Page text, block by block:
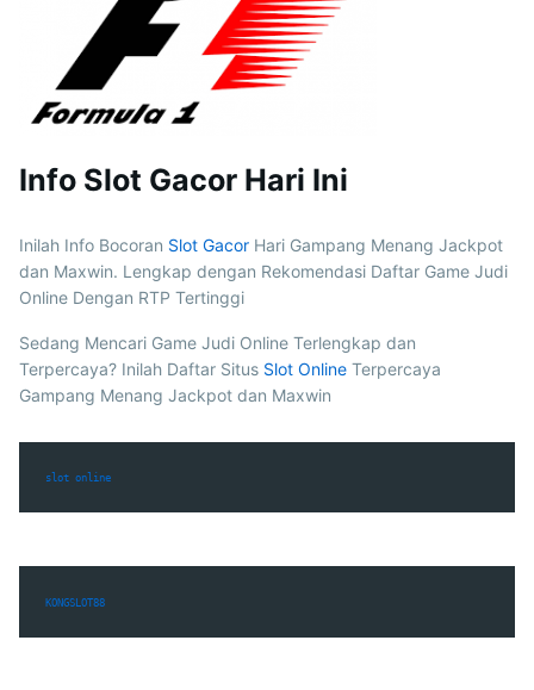
Info Slot Gacor Hari Ini
Inilah Info Bocoran Slot Gacor Hari Gampang Menang Jackpot
dan Maxwin. Lengkap dengan Rekomendasi Daftar Game Judi
Online Dengan RTP Tertinggi
Sedang Mencari Game Judi Online Terlengkap dan
Terpercaya? Inilah Daftar Situs Slot Online Terpercaya
Gampang Menang Jackpot dan Maxwin
slot online
KONGSLOT88